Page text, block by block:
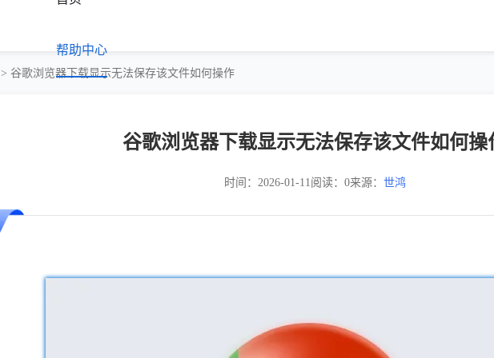
帮助中心
> 谷歌浏览器下载显示无法保存该文件如何操作
谷歌浏览器下载显示无法保存该文件如何操
时间：2026-01-11阅读：0来源： 世鸿